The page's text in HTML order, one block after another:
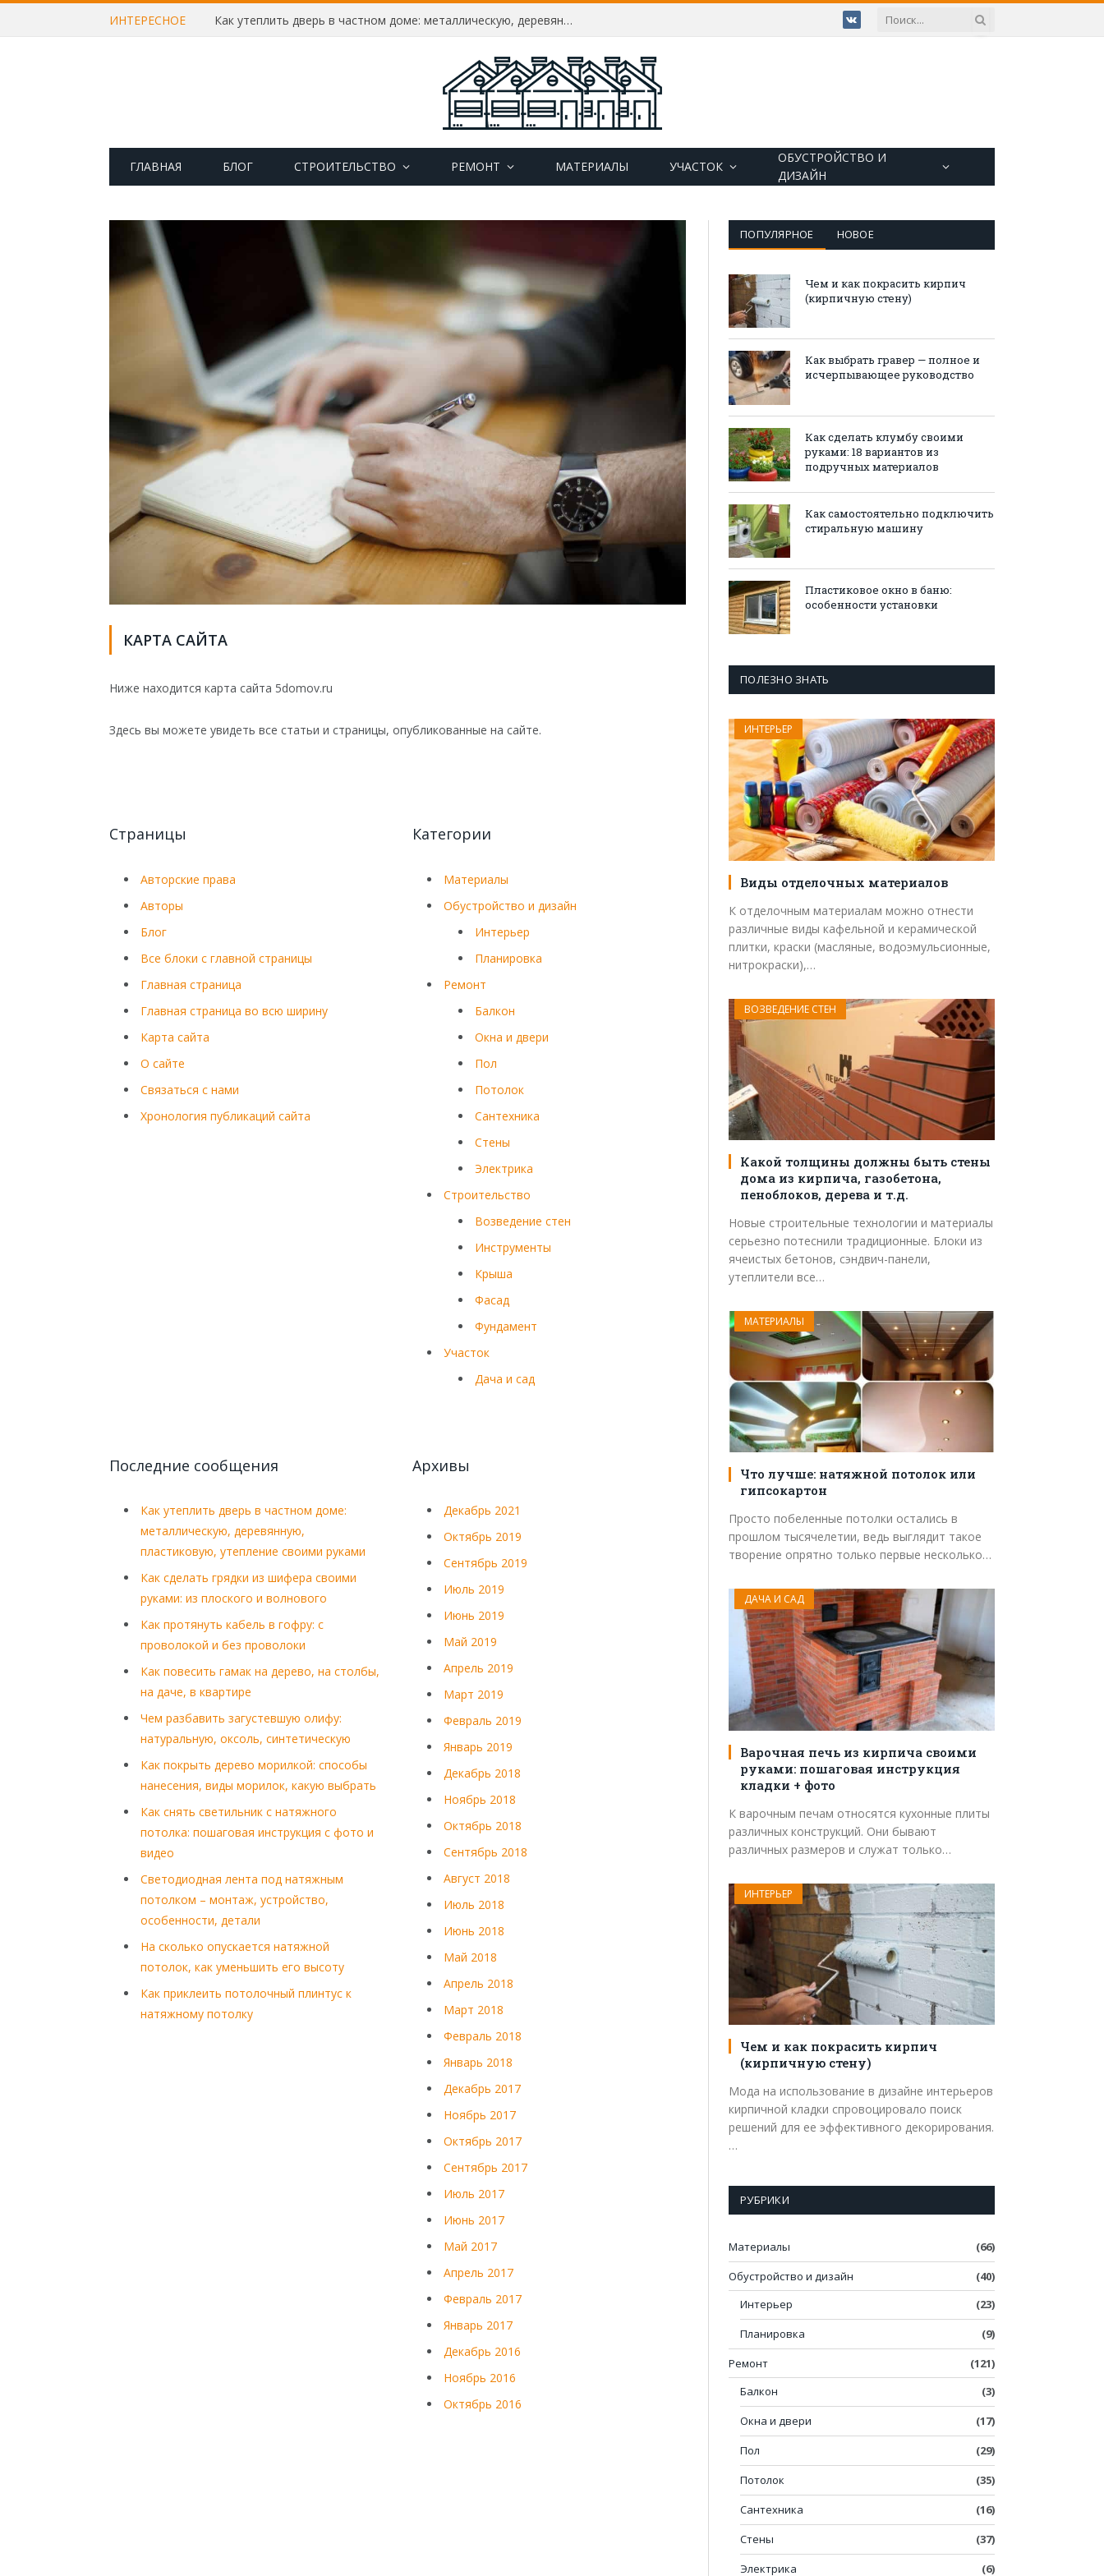
ИНТЕРЕСНОЕ Как утеплить дверь в частном доме: металлическую, деревянную, пластиковую, утепление своими руками VKontakte
ГЛАВНАЯ БЛОГ СТРОИТЕЛЬСТВО РЕМОНТ МАТЕРИАЛЫ УЧАСТОК
ОБУСТРОЙСТВО И
ДИЗАЙН
КАРТА САЙТА
Ниже находится карта сайта 5domov.ru
Здесь вы можете увидеть все статьи и страницы, опубликованные на сайте.
Страницы
Авторские права
Авторы
Блог
Все блоки с главной страницы
Главная страница
Главная страница во всю ширину
Карта сайта
О сайте
Связаться с нами
Хронология публикаций сайта
Категории
Материалы
Обустройство и дизайн
Интерьер
Планировка
Ремонт
Балкон
Окна и двери
Пол
Потолок
Сантехника
Стены
Электрика
Строительство
Возведение стен
Инструменты
Крыша
Фасад
Фундамент
Участок
Дача и сад
Последние сообщения
Как утеплить дверь в частном доме:
металлическую, деревянную,
пластиковую, утепление своими руками
Как сделать грядки из шифера своими
руками: из плоского и волнового
Как протянуть кабель в гофру: с
проволокой и без проволоки
Как повесить гамак на дерево, на столбы,
на даче, в квартире
Чем разбавить загустевшую олифу:
натуральную, оксоль, синтетическую
Как покрыть дерево морилкой: способы
нанесения, виды морилок, какую выбрать
Как снять светильник с натяжного
потолка: пошаговая инструкция с фото и
видео
Светодиодная лента под натяжным
потолком – монтаж, устройство,
особенности, детали
На сколько опускается натяжной
потолок, как уменьшить его высоту
Как приклеить потолочный плинтус к
натяжному потолку
Архивы
Декабрь 2021
Октябрь 2019
Сентябрь 2019
Июль 2019
Июнь 2019
Май 2019
Апрель 2019
Март 2019
Февраль 2019
Январь 2019
Декабрь 2018
Ноябрь 2018
Октябрь 2018
Сентябрь 2018
Август 2018
Июль 2018
Июнь 2018
Май 2018
Апрель 2018
Март 2018
Февраль 2018
Январь 2018
Декабрь 2017
Ноябрь 2017
Октябрь 2017
Сентябрь 2017
Июль 2017
Июнь 2017
Май 2017
Апрель 2017
Февраль 2017
Январь 2017
Декабрь 2016
Ноябрь 2016
Октябрь 2016
ПОПУЛЯРНОЕ НОВОЕ
Чем и как покрасить кирпич
(кирпичную стену)
Как выбрать гравер — полное и
исчерпывающее руководство
Как сделать клумбу своими
руками: 18 вариантов из
подручных материалов
Как самостоятельно подключить
стиральную машину
Пластиковое окно в баню:
особенности установки
ПОЛЕЗНО ЗНАТЬ
ИНТЕРЬЕР
Виды отделочных материалов
К отделочным материалам можно отнести
различные виды кафельной и керамической
плитки, краски (масляные, водоэмульсионные,
нитрокраски),…
ВОЗВЕДЕНИЕ СТЕН
Какой толщины должны быть стены
дома из кирпича, газобетона,
пеноблоков, дерева и т.д.
Новые строительные технологии и материалы
серьезно потеснили традиционные. Блоки из
ячеистых бетонов, сэндвич-панели,
утеплители все…
МАТЕРИАЛЫ
Что лучше: натяжной потолок или
гипсокартон
Просто побеленные потолки остались в
прошлом тысячелетии, ведь выглядит такое
творение опрятно только первые несколько…
ДАЧА И САД
Варочная печь из кирпича своими
руками: пошаговая инструкция
кладки + фото
К варочным печам относятся кухонные плиты
различных конструкций. Они бывают
различных размеров и служат только…
ИНТЕРЬЕР
Чем и как покрасить кирпич
(кирпичную стену)
Мода на использование в дизайне интерьеров
кирпичной кладки спровоцировало поиск
решений для ее эффективного декорирования.
…
РУБРИКИ
Материалы
(66)
Обустройство и дизайн
(40)
Интерьер
(23)
Планировка
(9)
Ремонт
(121)
Балкон
(3)
Окна и двери
(17)
Пол
(29)
Потолок
(35)
Сантехника
(16)
Стены
(37)
Электрика
(6)